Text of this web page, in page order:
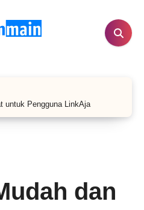
untuk Pengguna LinkAja
dan